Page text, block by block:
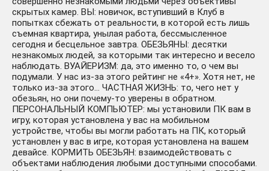
скрытых камер. ВЫ: новичок, вступивший в Клуб в
попытках сбежать от реальности, в которой есть лишь
съемная квартира, унылая работа, бессмысленное
сегодня и бесцельное завтра. ОБЕЗЬЯНЫ: десятки
незнакомых людей, за которыми так интересно и весело
наблюдать. ВУАЙЕРИЗМ: да, это именно то, о чем вы
подумали. У нас из-за этого рейтинг не «4+». Хотя нет, не
только из-за этого… ЧАСТНАЯ ЖИЗНЬ: то, чего нет у
обезьян, но они почему-то уверены в обратном.
ПЕРСОНАЛЬНЫЙ КОМПЬЮТЕР: мы установили ПК вам в
игру, которая установлена у вас на мобильном
устройстве, чтобы вы могли работать на ПК, который
установлен у вас в игре, которая установлена на вашем
девайсе. КОРМИТЬ ОБЕЗЬЯН: взаимодействовать с
объектами наблюдения любыми доступными способами.